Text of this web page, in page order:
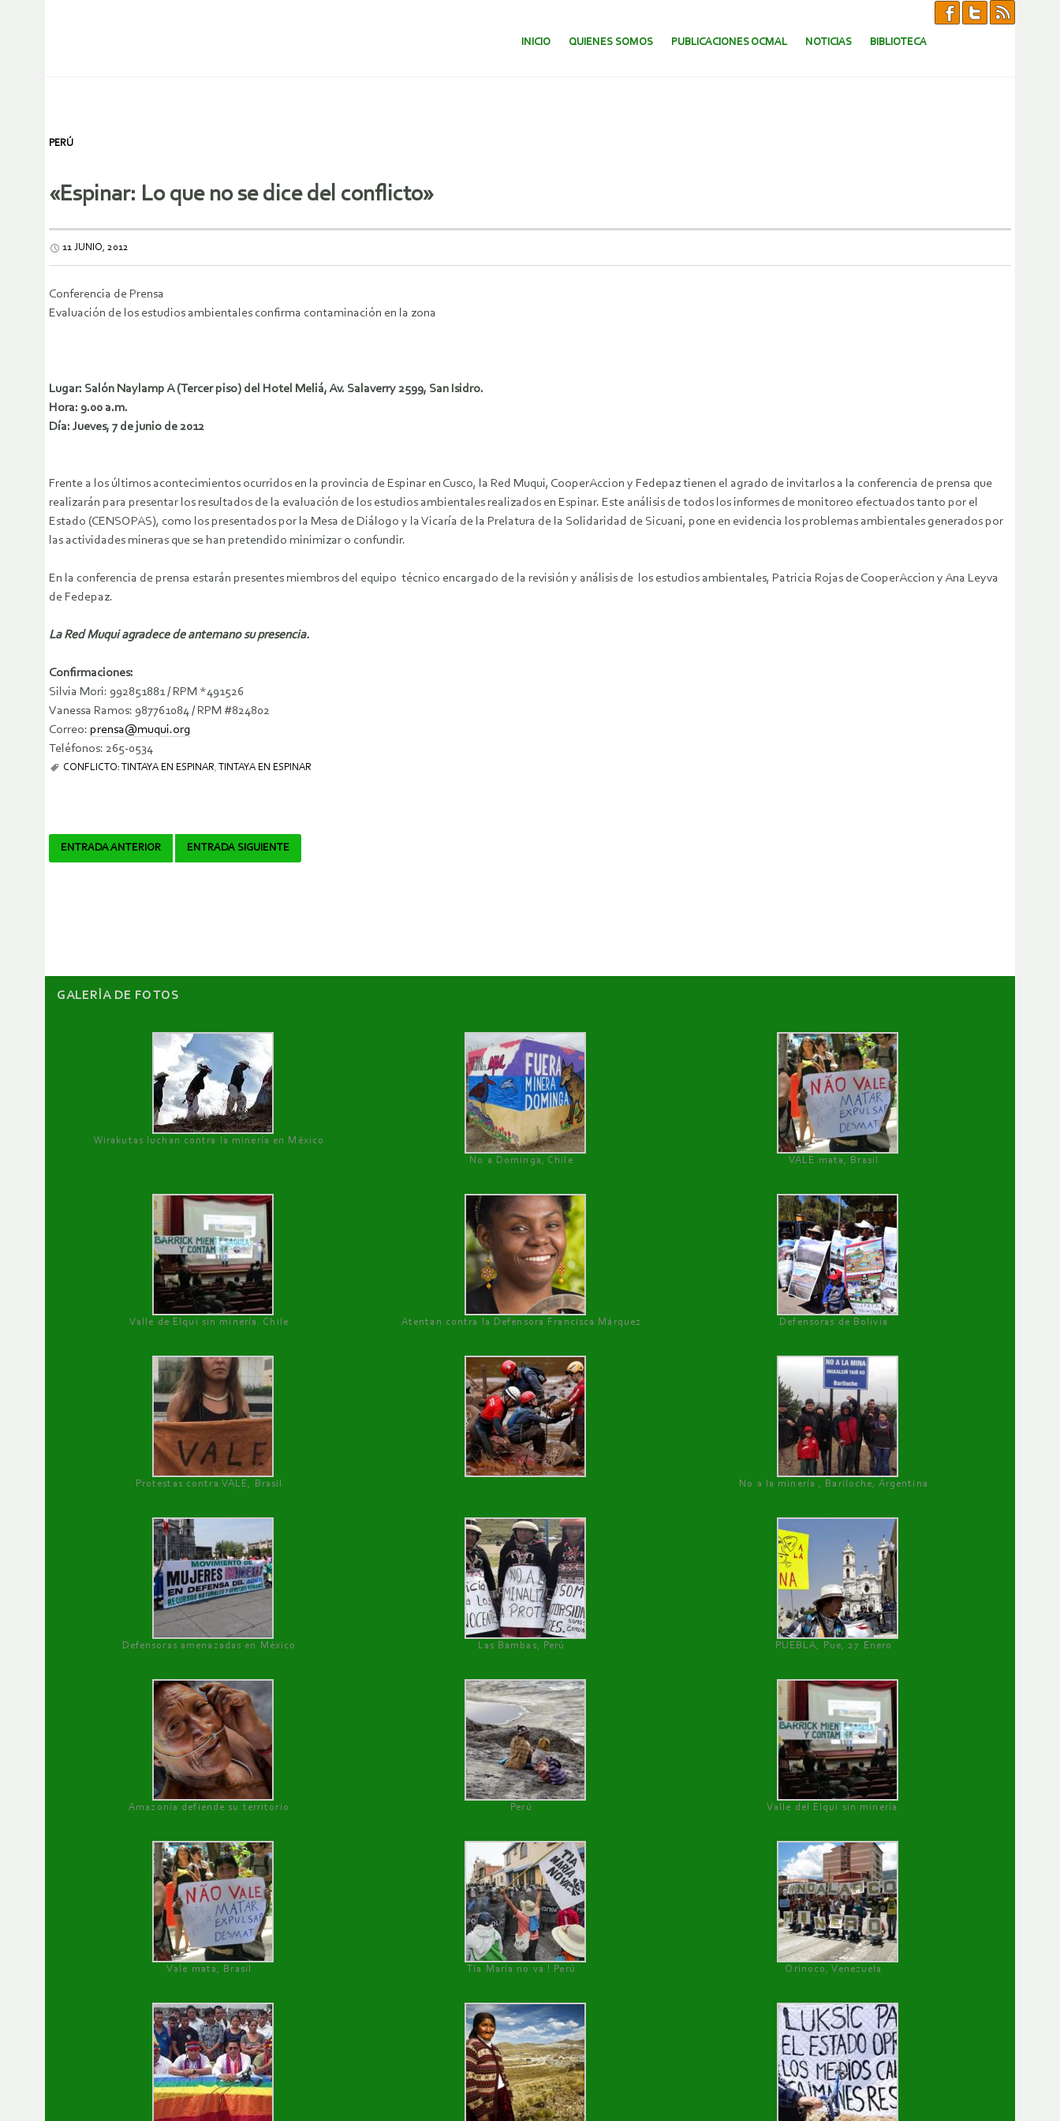
SALTAR AL CONTENIDO.
INICIO QUIENES SOMOS PUBLICACIONES OCMAL NOTICIAS BIBLIOTECA
PERÚ
«Espinar: Lo que no se dice del conflicto»
11 JUNIO, 2012
Conferencia de Prensa
Evaluación de los estudios ambientales confirma contaminación en la zona
Lugar: Salón Naylamp A (Tercer piso) del Hotel Meliá, Av. Salaverry 2599, San Isidro.
Hora: 9.00 a.m.
Día: Jueves, 7 de junio de 2012
Frente a los últimos acontecimientos ocurridos en la provincia de Espinar en Cusco, la Red Muqui, CooperAccion y Fedepaz tienen el agrado de invitarlos a la conferencia de prensa que
realizarán para presentar los resultados de la evaluación de los estudios ambientales realizados en Espinar. Este análisis de todos los informes de monitoreo efectuados tanto por el
Estado (CENSOPAS), como los presentados por la Mesa de Diálogo y la Vicaría de la Prelatura de la Solidaridad de Sicuani, pone en evidencia los problemas ambientales generados por
las actividades mineras que se han pretendido minimizar o confundir.
En la conferencia de prensa estarán presentes miembros del equipo técnico encargado de la revisión y análisis de los estudios ambientales, Patricia Rojas de CooperAccion y Ana Leyva
de Fedepaz.
La Red Muqui agradece de antemano su presencia.
Confirmaciones:
Silvia Mori: 992851881 / RPM *491526
Vanessa Ramos: 987761084 / RPM #824802
Correo: prensa@muqui.org
Teléfonos: 265-0534
CONFLICTO: TINTAYA EN ESPINAR, TINTAYA EN ESPINAR
Navegador
ENTRADA ANTERIOR ENTRADA SIGUIENTE
GALERÌA DE FOTOS
Wirakutas luchan contra la minería en México
No a Dominga, Chile
VALE mata, Brasil
Valle de Elqui sin minería. Chile Atentan contra la Defensora Francisca Márquez Defensoras de Bolivia
Protestas contra VALE, Brasil No a la minería , Bariloche, Argentina
Defensoras amenazadas en México Las Bambas, Perú PUEBLA, Pue, 27 Enero
Amazonía defiende su territorio Perú Valle del Elqui sin minería.
Vale mata, Brasil Tía María no va ! Perú Orinoco, Venezuela